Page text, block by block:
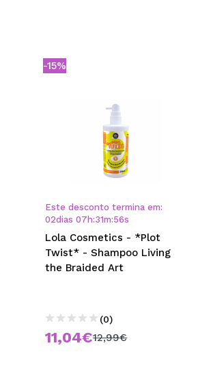
-15%
Este desconto termina em:
02dias 07 h:31m:55s
Lola Cosmetics - *Plot
Twist* - Shampoo Living
the Braided Art
(0)
11,04€12,99€